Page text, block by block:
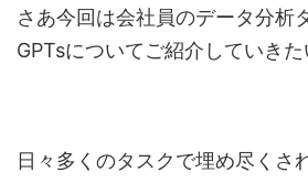
さあ今回は会社員のデータ分析
GPTsについてご紹介していきた
日々多くのタスクで埋め尽くさ